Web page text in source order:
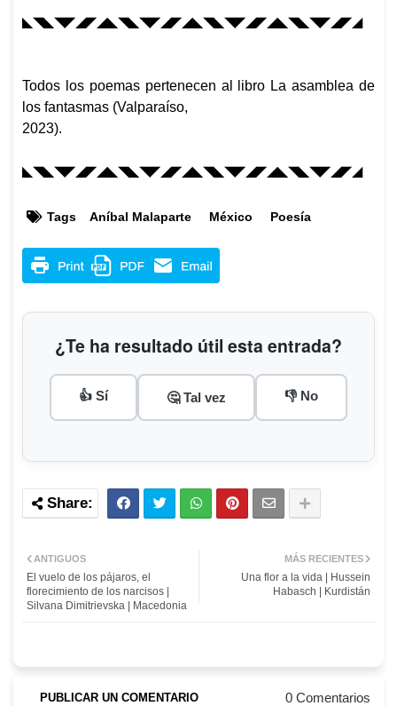
◣◥◣◥◤◢◤◢◣◥◣◥◤◢◤◢◣◥◣◥◤◢◤◢◣◥◣◥◤◢◤◢
Todos los poemas pertenecen al libro La asamblea de
los fantasmas (Valparaíso,
2023).
◣◥◣◥◤◢◤◢◣◥◣◥◤◢◤◢◣◥◣◥◤◢◤◢◣◥◣◥◤◢◤◢
Tags Aníbal Malaparte México Poesía
¿Te ha resultado útil esta entrada?
👍 Sí 🤔 Tal vez 👎 No
MÁS RECIENTES
Una flor a la vida | Hussein
Habasch | Kurdistán
ANTIGUOS
El vuelo de los pájaros, el
florecimiento de los narcisos |
Silvana Dimitrievska | Macedonia
PUBLICAR UN COMENTARIO 0 Comentarios